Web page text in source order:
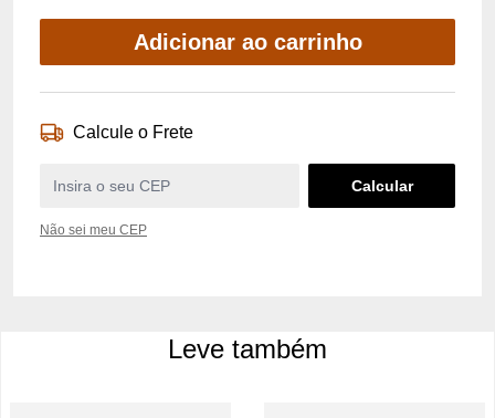
Adicionar ao carrinho
Calcule o Frete
Não sei meu CEP
Leve também